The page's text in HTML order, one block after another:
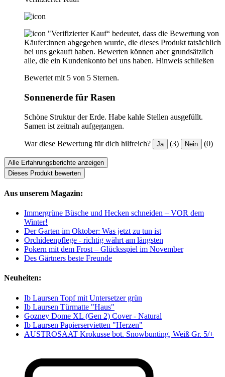
"Verifizierter Kauf“ bedeutet, dass die Bewertung von
Käufer:innen abgegeben wurde, die dieses Produkt tatsächlich
bei uns gekauft haben. Bewerten können aber grundsätzlich
alle, die ein Kundenkonto bei uns haben. Hinweis schließen
Bewertet mit 5 von 5 Sternen.
Sonnenerde für Rasen
Schöne Struktur der Erde. Habe kahle Stellen ausgefüllt.
Samen ist zeitnah aufgegangen.
War diese Bewertung für dich hilfreich? Ja (3) Nein (0)
Alle Erfahrungsberichte anzeigen
Dieses Produkt bewerten
Aus unserem Magazin:
Immergrüne Büsche und Hecken schneiden – VOR dem
Winter!
Der Garten im Oktober: Was jetzt zu tun ist
Orchideenpflege - richtig währt am längsten
Pokern mit dem Frost – Glücksspiel im November
Des Gärtners beste Freunde
Neuheiten:
Ib Laursen Topf mit Untersetzer grün
Ib Laursen Türmatte "Haus"
Gozney Dome XL (Gen 2) Cover - Natural
Ib Laursen Papierservietten "Herzen"
AUSTROSAAT Krokusse bot. Snowbunting, Weiß Gr. 5/+